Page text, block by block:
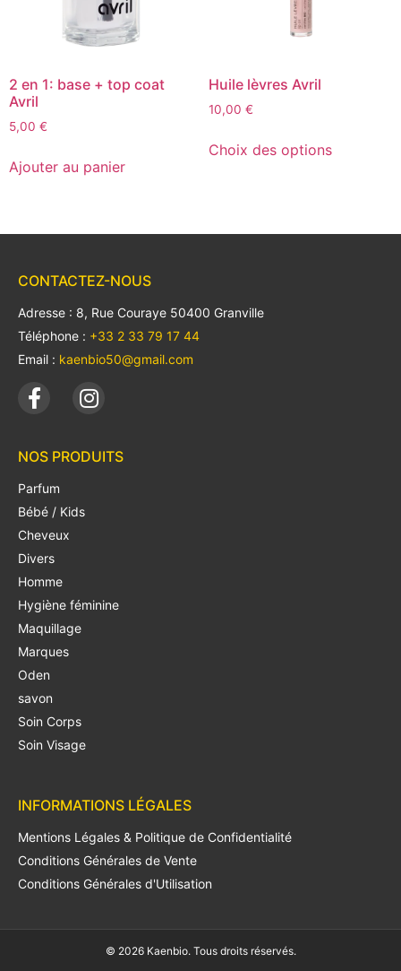
2 en 1: base + top coat
Avril
5,00 €
Ajouter au panier
Huile lèvres Avril
10,00 €
Choix des options
CONTACTEZ-NOUS
Adresse : 8, Rue Couraye 50400 Granville
Téléphone : +33 2 33 79 17 44
Email : kaenbio50@gmail.com
NOS PRODUITS
Parfum
Bébé / Kids
Cheveux
Divers
Homme
Hygiène féminine
Maquillage
Marques
Oden
savon
Soin Corps
Soin Visage
INFORMATIONS LÉGALES
Mentions Légales & Politique de Confidentialité
Conditions Générales de Vente
Conditions Générales d'Utilisation
© 2026 Kaenbio. Tous droits réservés.